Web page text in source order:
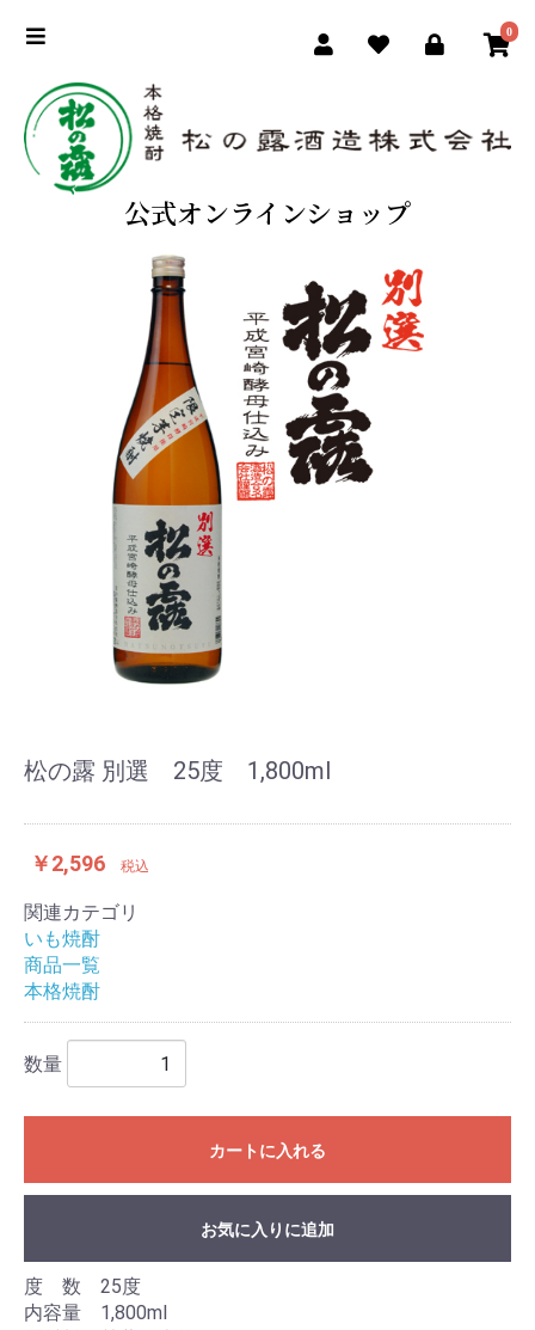
0
公式オンラインショップ
松の露 別選 25度 1,800ml
￥2,596 税込
関連カテゴリ
いも焼酎
商品一覧
本格焼酎
数量
カートに入れる
お気に入りに追加
度 数 25度
内容量 1,800ml